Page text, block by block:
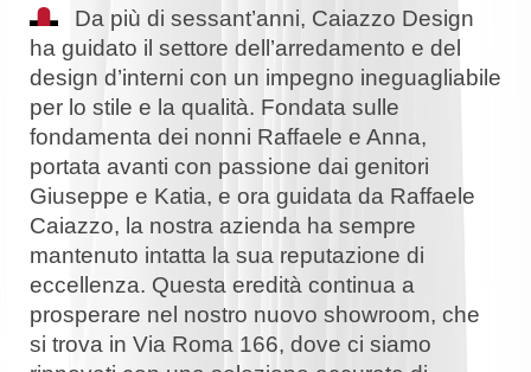
Da più di sessant’anni, Caiazzo Design
ha guidato il settore dell’arredamento e del
design d’interni con un impegno ineguagliabile
per lo stile e la qualità. Fondata sulle
fondamenta dei nonni Raffaele e Anna,
portata avanti con passione dai genitori
Giuseppe e Katia, e ora guidata da Raffaele
Caiazzo, la nostra azienda ha sempre
mantenuto intatta la sua reputazione di
eccellenza. Questa eredità continua a
prosperare nel nostro nuovo showroom, che
si trova in Via Roma 166, dove ci siamo